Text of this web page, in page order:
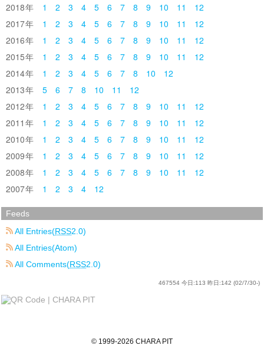
2018
1 2 3 4 5 6 7 8 9 10 11
12
2017
1 2 3 4 5 6 7 8 9 10 11
12
2016
1 2 3 4 5 6 7 8 9 10 11
12
2015
1 2 3 4 5 6 7 8 9 10 11
12
2014
1 2 3 4 5 6 7 8 10
12
2013
5 6 7 8 10 11
12
2012
1 2 3 4 5 6 7 8 9 10 11
12
2011
1 2 3 4 5 6 7 8 9 10 11
12
2010
1 2 3 4 5 6 7 8 9 10 11
12
2009
1 2 3 4 5 6 7 8 9 10 11
12
2008
1 2 3 4 5 6 7 8 9 10 11
12
2007
1 2 3 4 12
Feeds
All Entries(RSS2.0)
All Entries(Atom)
All Comments(RSS2.0)
467554 今日:113 昨日:142 (02/7/30-)
© 1999-2026 CHARA PIT